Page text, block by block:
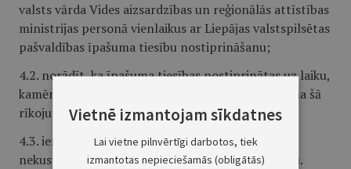
valsts vārda Vides aizsardzības un reģionālās attīstības
ministrijas personā vienlaikus ar Liepājas valstspilsētas
pašvaldības īpašuma tiesību nostiprināšanu;
4.2. norādīt, ka īpašuma tiesības nostiprinātas uz laiku,
kamēr Liepājas valstspilsētas pašvaldība nodrošina šā
rīkojuma 1. punktā minētās funkcijas īstenošanu;
4.3. ierakstīt atzīmi par aizliegumu atsavināt
nekustamo īpašumu un apgrūtināt to ar hipotēku.
Vietnē izmantojam sīkdatnes
Lai vietne pilnvērtīgi darbotos, tiek
izmantotas nepieciešamās (obligātās)